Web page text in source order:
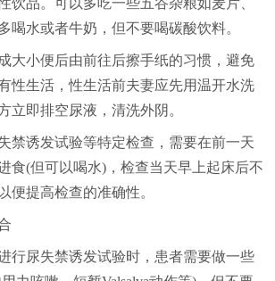
饮品。可以多吃一些五谷杂粮如麦片、
喝水或者牛奶，但不要喝碳酸饮料。
小便后由前往后擦手纸的习惯，避免
性生活，性生活前夫妻应先用温开水洗
立即排空尿液，清洗外阴。
诱发试验等特定检查，需要在前一天
食(但可以喝水)，检查当天早上起床后不
便提高检查的准确性。
尿失禁诱发试验时，患者需要做一些